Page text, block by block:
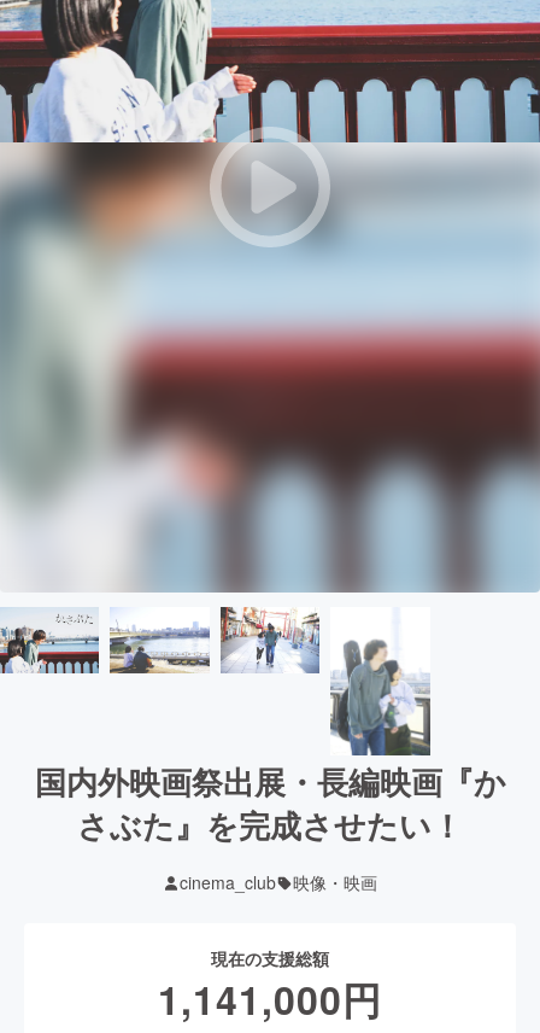
国内外映画祭出展・長編映画『か
さぶた』を完成させたい！
cinema_club 映像・映画
現在の支援総額
1,141,000円